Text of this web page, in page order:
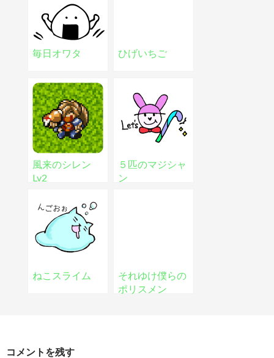
毎日オワタ ひげいちご
風来のシレン
Lv2
５匹のマジシャ
ン
ねこスライム
それゆけ僕らの
ポリスメン
コメントを残す